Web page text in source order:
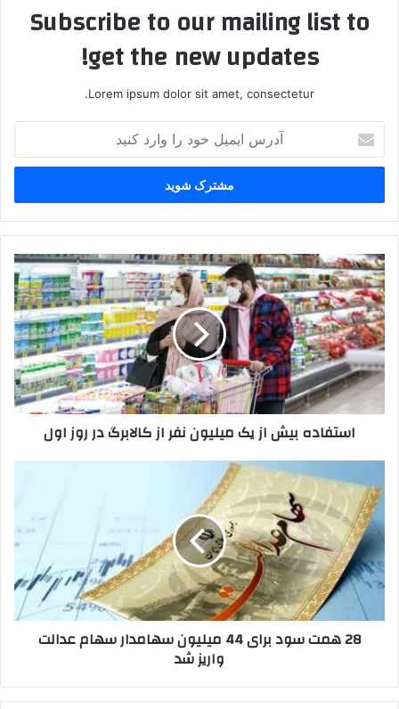
Subscribe to our mailing list to
get the new updates!
Lorem ipsum dolor sit amet, consectetur.
ایمیل
خود
وارد
کنید
استفاده
بیش
از
یک
میلیون
نفر
از
کالابرگ
در
استفاده بیش از یک میلیون نفر از کالابرگ در روز اول
همت
سود
برای
میلیون
سهامدار
سهام
عدالت
28 همت سود برای 44 میلیون سهامدار سهام عدالت
واریز شد